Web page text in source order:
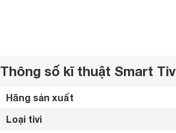
Thông số kĩ thuật Smart
Hãng sản xuất
Loại tivi